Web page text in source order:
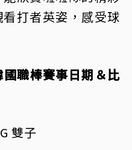
打者英姿，感受球
職棒賽事日期＆比
雙子